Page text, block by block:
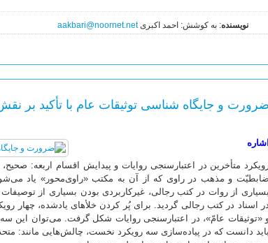
نویسنده: به کوشش: احمد اکبریaakbari@noornet.net
ضرورت و جایگاه شناسی توثیقات عام با تأکید بر نقش
اشاره
متأخرین در اعتبارسنجی روایات و پیدایش اقسام اربعه:
ضابطیّت و مذهب در راوی که از آن به مکتب «راوی‌محور» یاد
بسیاری از روات در کتب رجالی، غیرکاربردی بودن بسیاری از
در اسناد در کتب رجالی گردید. برای پُر کردن خلأهای یادشده، چهار
«توثیقات عامّ»، در اعتبارسنجی روایات شکل گرفت. می‌توان این
باید دانست که در پیاده‌سازی سه رویکرد نخست، چالش‌هایی مانند: